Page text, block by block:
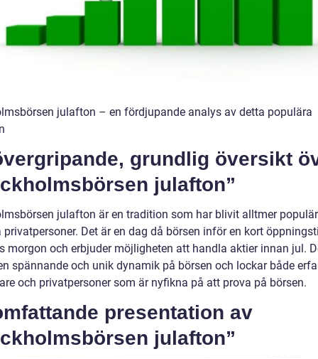
julafton – en fördjupande analys av detta populära
grundlig översikt
julafton”
julafton är en tradition som har blivit alltmer
privatpersoner. Det är en dag då börsen inför en kort
morgon och erbjuder möjligheten att handla aktier innan jul.
spännande och unik dynamik på börsen och lockar både
och privatpersoner som är nyfikna på att prova på börsen.
presentation av
julafton”